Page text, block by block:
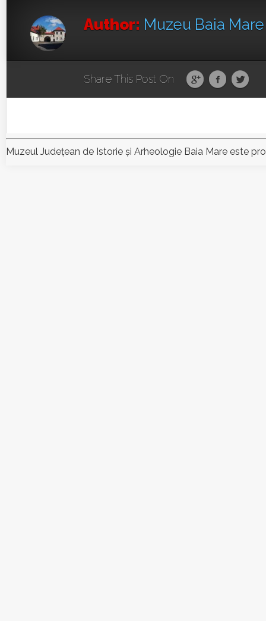
Author: Muzeu Baia
Share This Post On
Muzeul Judeţean de Istorie şi Arheologie Baia Mare este